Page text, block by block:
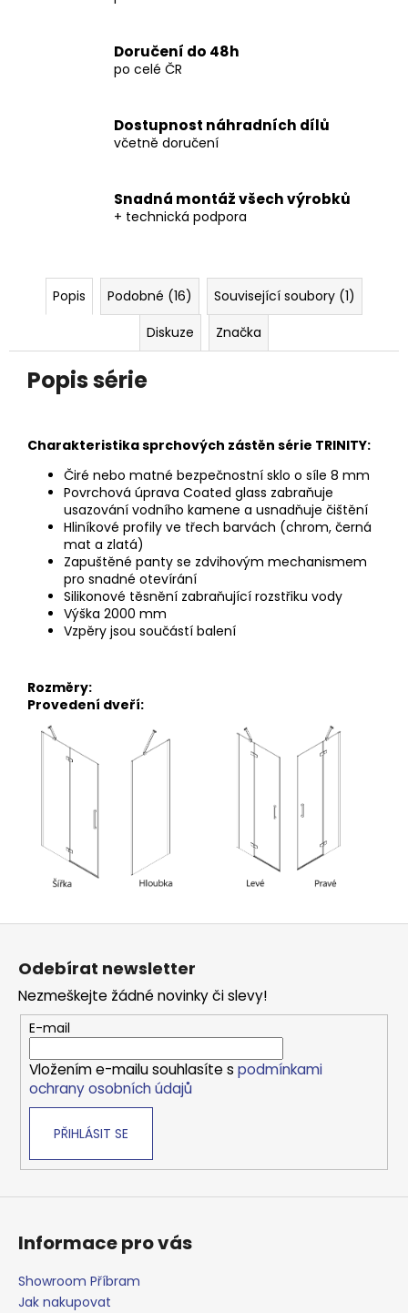
Doručení do 48h
po celé ČR
Dostupnost náhradních dílů
včetně doručení
Snadná montáž všech výrobků
+ technická podpora
Popis Podobné (16)
Související soubory (1)
Diskuze
Značka
Popis série
Charakteristika sprchových zástěn série TRINITY:
Čiré nebo matné bezpečnostní sklo o síle 8 mm
Povrchová úprava Coated glass zabraňuje
usazování vodního kamene a usnadňuje čištění
Hliníkové profily ve třech barvách (chrom, černá
mat a zlatá)
Zapuštěné panty se zdvihovým mechanismem
pro snadné otevírání
Silikonové těsnění zabraňující rozstřiku vody
Výška 2000 mm
Vzpěry jsou součástí balení
Rozměry:
Provedení dveří:
Odebírat newsletter
Nezmeškejte žádné novinky či slevy!
E-mail
Vložením e-mailu souhlasíte s podmínkami
ochrany osobních údajů
PŘIHLÁSIT SE
Informace pro vás
Showroom Příbram
Jak nakupovat